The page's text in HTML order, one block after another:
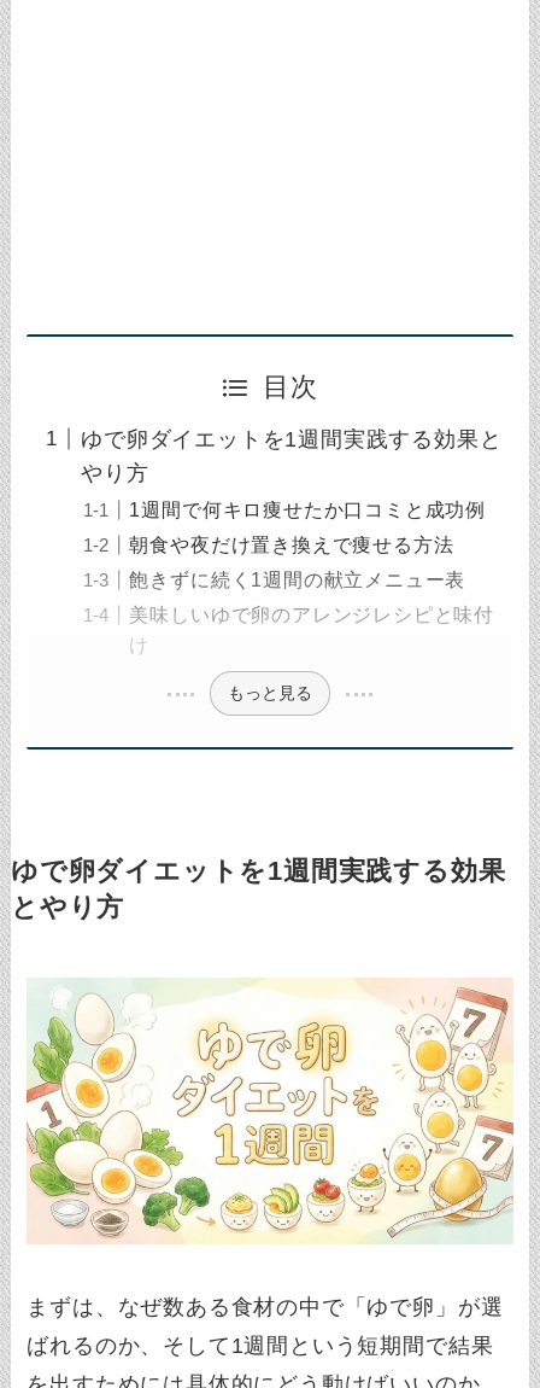
目次
ゆで卵ダイエットを1週間実践する効果と
やり方
1週間で何キロ痩せたか口コミと成功例
朝食や夜だけ置き換えで痩せる方法
飽きずに続く1週間の献立メニュー表
美味しいゆで卵のアレンジレシピと味付
け
もっと見る
ゆで卵ダイエットを1週間実践する効果
とやり方
まずは、なぜ数ある食材の中で「ゆで卵」が選
ばれるのか、そして1週間という短期間で結果